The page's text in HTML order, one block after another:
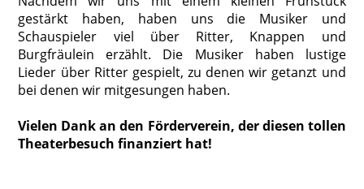
gestärkt haben, haben uns die Musiker und
Schauspieler viel über Ritter, Knappen und
Burgfräulein erzählt. Die Musiker haben lustige
Lieder über Ritter gespielt, zu denen wir getanzt und
bei denen wir mitgesungen haben.
Vielen Dank an den Förderverein, der diesen tollen
Theaterbesuch finanziert hat!